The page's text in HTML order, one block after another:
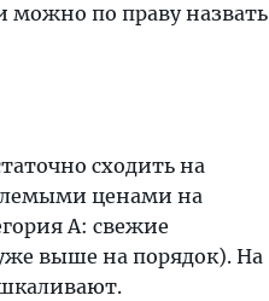
можно по праву назвать
сходить на
ценами на
A: свежие
выше на порядок). На